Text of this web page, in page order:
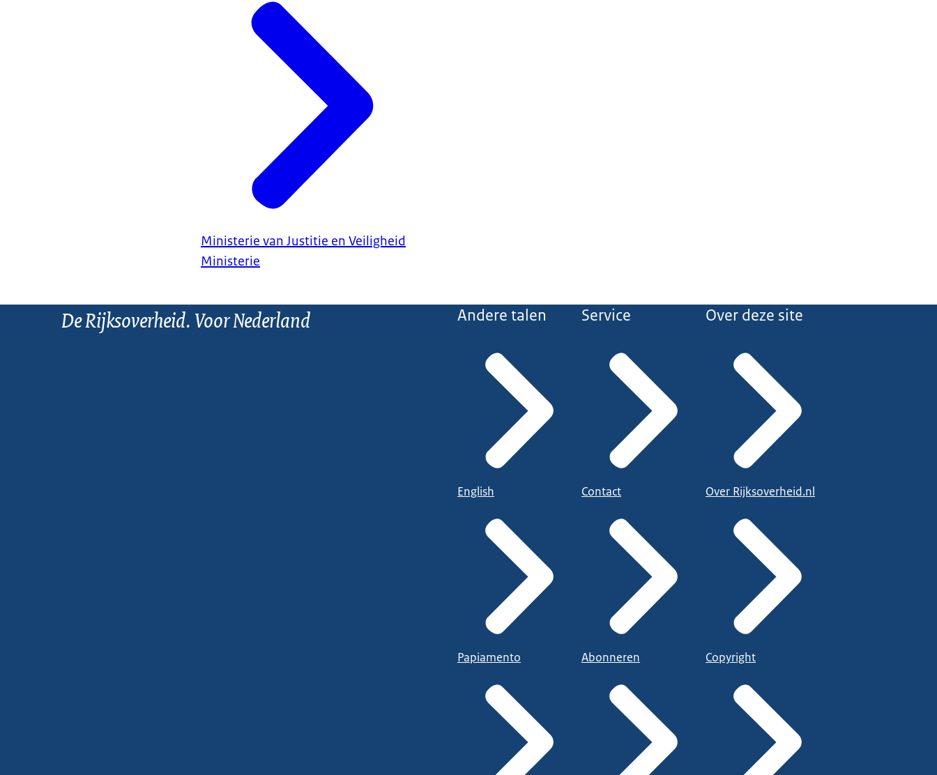
Ministerie van Justitie en Veiligheid
Ministerie
De Rijksoverheid. Voor Nederland Andere talen
English
Papiamento
Service
Contact
Abonneren
Over deze site
Over Rijksoverheid.nl
Copyright